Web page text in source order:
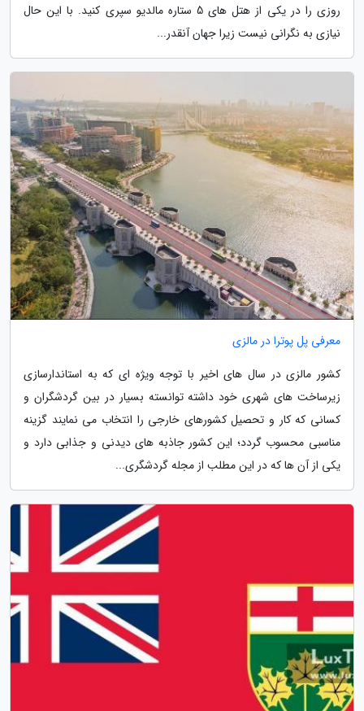
روزی را در یکی از هتل های 5 ستاره مالدیو سپری کنید. با این حال
نیازی به نگرانی نیست زیرا جهان آنقدر...
معرفی پل پوترا در مالزی
کشور مالزی در سال های اخیر با توجه ویژه ای که به استاندارسازی
زیرساخت های شهری خود داشته توانسته بسیار در بین گردشگران و
کسانی که کار و تحصیل کشورهای خارجی را انتخاب می نمایند گزینه
مناسبی محسوب گردد؛ این کشور جاذبه های دیدنی و جذابی دارد و
یکی از آن ها که در این مطلب از مجله گردشگری...